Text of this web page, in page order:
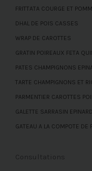
FRITTATA COURGE ET
DHAL DE POIS CASSES
WRAP DE CAROTTES
GRATIN POIREAUX FETA
PATES CHAMPIGNONS
TARTE CHAMPIGNONS ET
PARMENTIER CAROTTES
GALETTE SARRASIN
GATEAU A LA COMPOTE DE
Consultations